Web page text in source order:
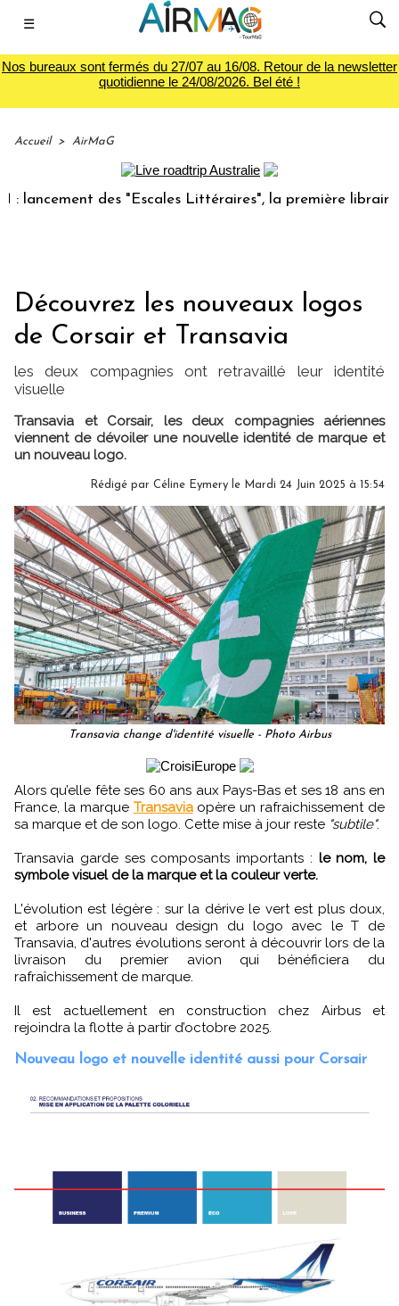
☰
Nos bureaux sont fermés du 27/07 au 16/08. Retour de la newsletter
quotidienne le 24/08/2026. Bel été !
Accueil > AirMaG
des "Escales Littéraires", la première librairie du
Découvrez les nouveaux logos
de Corsair et Transavia
les deux compagnies ont retravaillé leur identité
visuelle
Transavia et Corsair, les deux compagnies aériennes
viennent de dévoiler une nouvelle identité de marque et
un nouveau logo.
Rédigé par Céline Eymery le Mardi 24 Juin 2025 à 15:54
Transavia change d'identité visuelle - Photo Airbus
Alors qu’elle fête ses 60 ans aux Pays-Bas et ses 18 ans en
France, la marque Transaviaopère un rafraichissement de
sa marque et de son logo. Cette mise à jour reste "subtile".
Transavia garde ses composants importants : le nom, le
symbole visuel de la marque et la couleur verte.
L'évolution est légère : sur la dérive le vert est plus doux,
et arbore un nouveau design du logo avec le T de
Transavia, d'autres évolutions seront à découvrir lors de la
livraison du premier avion qui bénéficiera du
rafraîchissement de marque.
Il est actuellement en construction chez Airbus et
rejoindra la flotte à partir d’octobre 2025.
Nouveau logo et nouvelle identité aussi pour Corsair